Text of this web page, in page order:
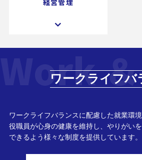
経営管理
ワークライフバ
Work
ワークライフバランスに配慮した就業環
役職員が心身の健康を維持し、やりがい
できるよう様々な制度を提供しています。